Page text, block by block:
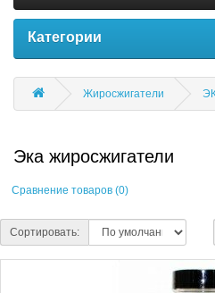
Категории
Жиросжигатели
Эка жиросжигатели
Сравнение товаров (0)
Сортировать: